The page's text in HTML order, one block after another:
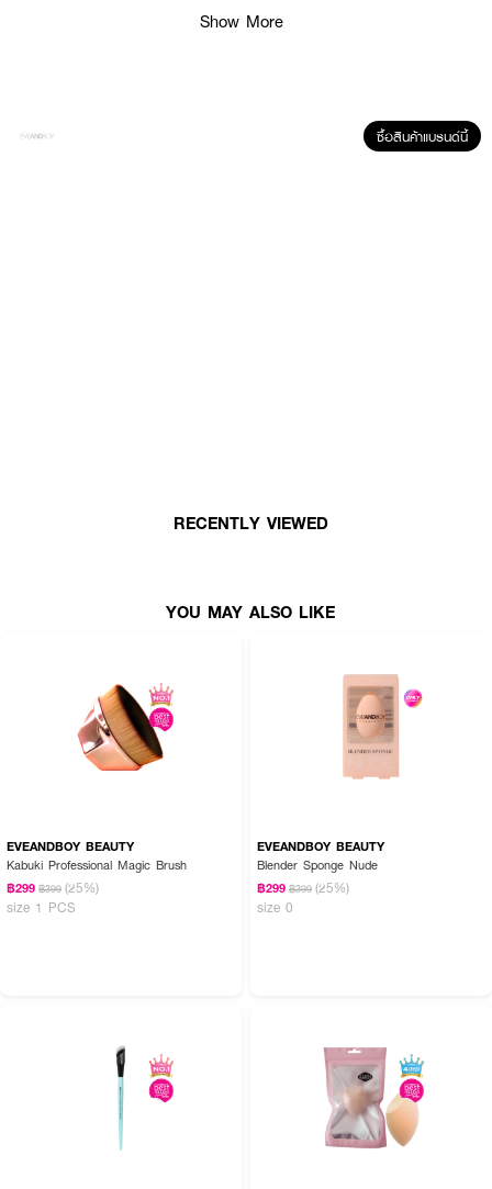
วัสดุฟองน้ำอ่อนโยนต่อผิว ไม่บาดผิวหน้า
Show More
ซื้อสินค้าแบรนด์นี้
RECENTLY VIEWED
YOU MAY ALSO LIKE
EVEANDBOY BEAUTY
Kabuki Professional Magic Brush
฿299 ฿399 (25%)
size 1 PCS
EVEANDBOY BEAUTY
Blender Sponge Nude
฿299 ฿399 (25%)
size 0